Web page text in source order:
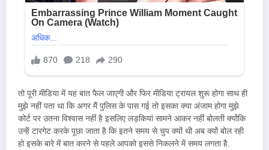
तो पूरी मीडिया में यह बात फैल जाएगी और फिर मीडिया ट्रायल शुरू होगा साथ ही
मुझे नहीं पता था कि अगर मैं पुलिस के पास गई तो इसका क्या अंजाम होगा मुझे
कोर्ट पर उतना विश्वास नहीं है इसलिए लड़कियां सामने आकर नहीं बोलती क्योंकि
उन्हें टारगेट करके पूछा जाता है कि इतने समय से चुप क्यों थी अब क्यों बोल रही
हो इसके बारे में बात करने से पहले आपको इससे निकलने में समय लगता है.